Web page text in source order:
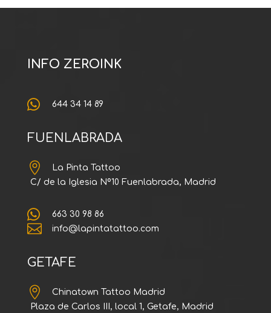
INFO ZEROINK
 644 34 14 89
FUENLABRADA

La Pinta Tattoo
C/ de la Iglesia Nº10 Fuenlabrada, Madrid
 663 30 98 86
 info@lapintatattoo.com
GETAFE

Chinatown Tattoo Madrid
Plaza de Carlos III, local 1, Getafe, Madrid